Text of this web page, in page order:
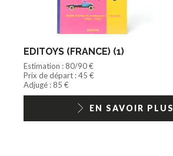
EDITOYS (FRANCE) (1)
Estimation : 80/90 €
Prix de départ : 45 €
Adjugé : 85 €
EN SAVOIR PLUS